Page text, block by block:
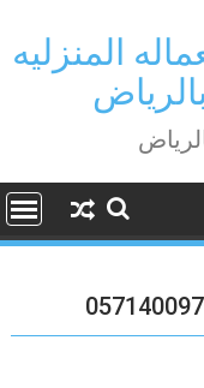
العماله المنزليه